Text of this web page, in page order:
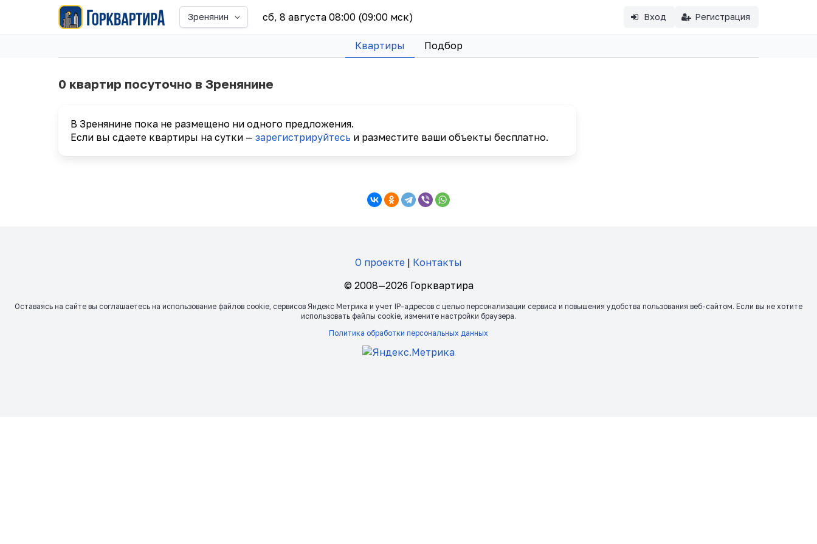
Зренянин сб, 8 августа 08:00 (09:00 мск) Вход Регистрация
Квартиры Подбор
0 квартир посуточно в Зренянине
В Зренянине пока не размещено ни одного предложения.
Если вы сдаете квартиры на сутки — зарегистрируйтесь и разместите ваши объекты бесплатно.
О проекте | Контакты
© 2008—2026 Горквартира
Оставаясь на сайте вы соглашаетесь на использование файлов сookie, сервисов Яндекс Метрика и учет IP-адресов с целью персонализации сервиса и повышения удобства пользования веб-сайтом. Если вы не хотите
использовать файлы сookie, измените настройки браузера.
Политика обработки персональных данных